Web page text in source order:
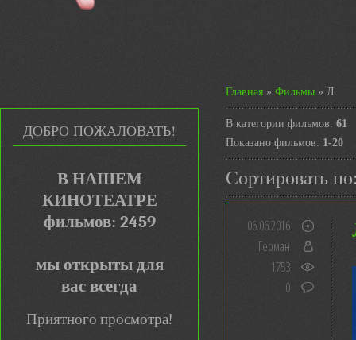
ДОБРО ПОЖАЛОВАТЬ!
В НАШЕМ
КИНОТЕАТРЕ
фильмов: 2459
мы открыты для
вас всегда
Приятного просмотра!
Главная » Фильмы » Л
В категории фильмов: 61
Показано фильмов: 1-20
Сортировать по
06.06.2016
Герман
1753
0